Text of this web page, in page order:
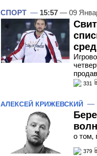
СПОРТ — 15:57 — 09
331
АЛЕКСЕЙ КРИЖЕВСКИЙ —
о том,
379